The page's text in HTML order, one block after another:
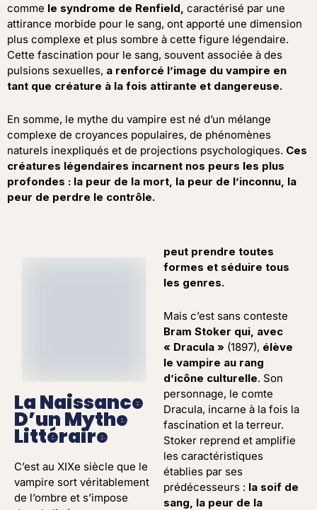
comme le syndrome de Renfield, caractérisé par une
attirance morbide pour le sang, ont apporté une dimension
plus complexe et plus sombre à cette figure légendaire.
Cette fascination pour le sang, souvent associée à des
pulsions sexuelles, a renforcé l’image du vampire en
tant que créature à la fois attirante et dangereuse.
En somme, le mythe du vampire est né d’un mélange
complexe de croyances populaires, de phénomènes
naturels inexpliqués et de projections psychologiques. Ces
créatures légendaires incarnent nos peurs les plus
profondes : la peur de la mort, la peur de l’inconnu, la
peur de perdre le contrôle.
La Naissance
D’un Mythe
Littéraire
C’est au XIXe siècle que le
vampire sort véritablement
de l’ombre et s’impose
peut prendre toutes
formes et séduire tous
les genres.
Mais c’est sans conteste
Bram Stoker qui, avec
« Dracula » (1897), élève
le vampire au rang
d’icône culturelle. Son
personnage, le comte
Dracula, incarne à la fois la
fascination et la terreur.
Stoker reprend et amplifie
les caractéristiques
établies par ses
prédécesseurs : la soif de
sang, la peur de la